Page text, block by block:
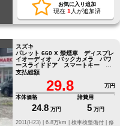
お気に入り追加
現在 1 人が追加済
スズキ
パレット 660 X 禁煙車 ディスプレ
イオーディオ バックカメラ パワ
ースライドドア スマートキー プ
ッシュスタート
支払総額
29.8
万円
本体価格
24.8 万円
諸費用
5 万円
修